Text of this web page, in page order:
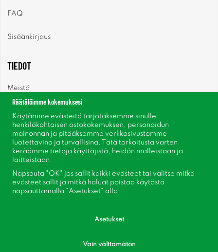
FAQ
Sisäänkirjaus
TIEDOT
Meistä
Uutiset
Uutiskirje
Tietoja evästeistä
Inspiraatiota
Seuraa meitä Facebook
Räätälöimme kokemuksesi
Käytämme evästeitä tarjotaksemme sinulle
henkilökohtaisen ostokokemuksen, personoidun
mainonnan ja pitääksemme verkkosivustomme
luotettavina ja turvallisina. Tätä tarkoitusta varten
keräämme tietoja käyttäjistä, heidän malleistaan ​​ja
laitteistaan.
Napsauta "OK" jos sallit kaikki evästeet tai valitse mitkä
evästeet sallit ja mitkä haluat poistaa käytöstä
napsauttamalla "Asetukset" alla.
Asetukset
Vain välttämätön